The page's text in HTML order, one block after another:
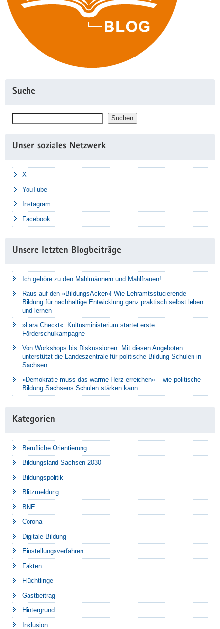
Suche
Suchen Suchen
Unser soziales Netzwerk
X
YouTube
Instagram
Facebook
Unsere letzten Blogbeiträge
Ich gehöre zu den Mahlmännern und Mahlfrauen!
Raus auf den »BildungsAcker«! Wie Lehramtsstudierende
Bildung für nachhaltige Entwicklung ganz praktisch selbst leben
und lernen
»Lara Checkt«: Kultusministerium startet erste
Förderschulkampagne
Von Workshops bis Diskussionen: Mit diesen Angeboten
unterstützt die Landeszentrale für politische Bildung Schulen in
Sachsen
»Demokratie muss das warme Herz erreichen« – wie politische
Bildung Sachsens Schulen stärken kann
Kategorien
Berufliche Orientierung
Bildungsland Sachsen 2030
Bildungspolitik
Blitzmeldung
BNE
Corona
Digitale Bildung
Einstellungsverfahren
Fakten
Flüchtlinge
Gastbeitrag
Hintergrund
Inklusion